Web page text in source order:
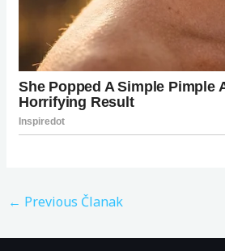
← Previous Članak